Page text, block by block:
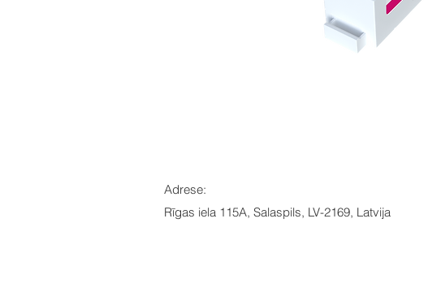
Adrese:
Rīgas iela 115A, Salaspils, LV-2169, Latvija